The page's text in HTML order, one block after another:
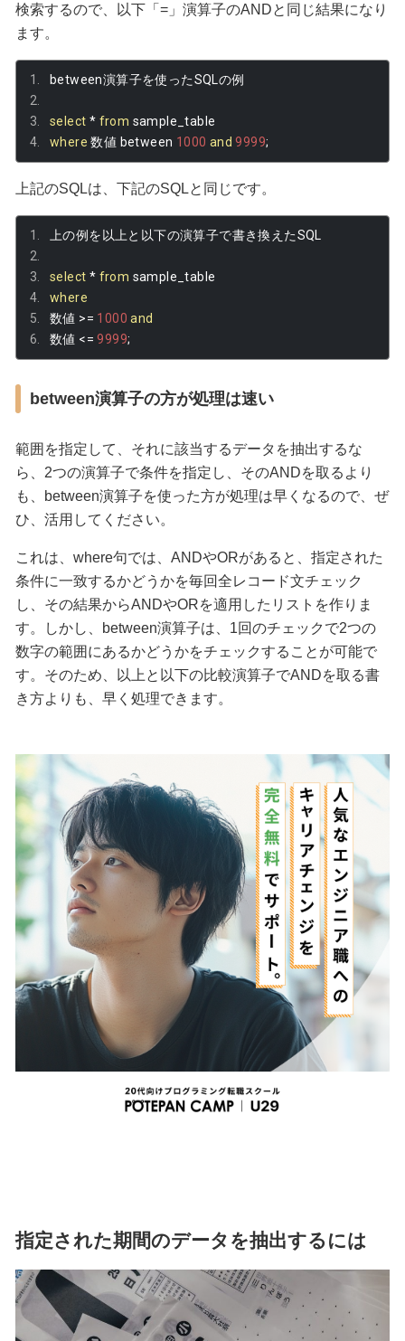
検索するので、以下「=」演算子のANDと同じ結果になり
ます。
between演算子を使ったSQLの例
select * from sample_table
where 数値 between 1000 and 9999;
上記のSQLは、下記のSQLと同じです。
上の例を以上と以下の演算子で書き換えたSQL
select * from sample_table
where
数値 >= 1000 and
数値 <= 9999;
between演算子の方が処理は速い
範囲を指定して、それに該当するデータを抽出するな
ら、2つの演算子で条件を指定し、そのANDを取るより
も、between演算子を使った方が処理は早くなるので、ぜ
ひ、活用してください。
これは、where句では、ANDやORがあると、指定された
条件に一致するかどうかを毎回全レコード文チェック
し、その結果からANDやORを適用したリストを作りま
す。しかし、between演算子は、1回のチェックで2つの
数字の範囲にあるかどうかをチェックすることが可能で
す。そのため、以上と以下の比較演算子でANDを取る書
き方よりも、早く処理できます。
指定された期間のデータを抽出するには